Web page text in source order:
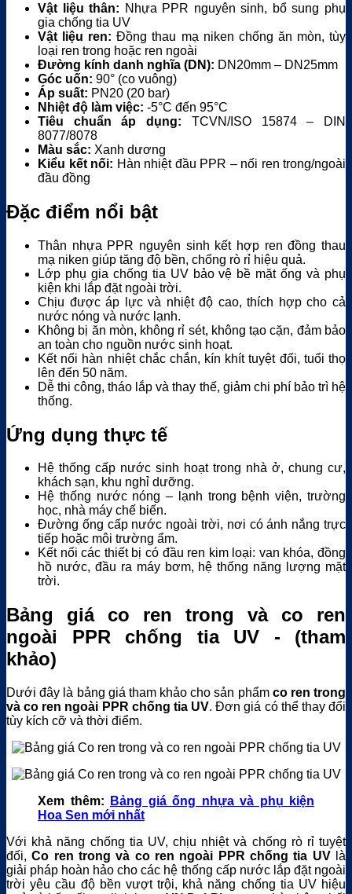
Vật liệu thân: Nhựa PPR nguyên sinh, bổ sung phụ
gia chống tia UV
Vật liệu ren: Đồng thau mạ niken chống ăn mòn, tùy
loại ren trong hoặc ren ngoài
Đường kính danh nghĩa (DN): DN20mm – DN25mm
Góc uốn: 90° (co vuông)
Áp suất: PN20 (20 bar)
Nhiệt độ làm việc: -5°C đến 95°C
Tiêu chuẩn áp dụng: TCVN/ISO 15874 – DIN
8077/8078
Màu sắc: Xanh dương
Kiểu kết nối: Hàn nhiệt đầu PPR – nối ren trong/ngoài
đầu đồng
Đặc điểm nổi bật
Thân nhựa PPR nguyên sinh kết hợp ren đồng thau
mạ niken giúp tăng độ bền, chống rò rỉ hiệu quả.
Lớp phụ gia chống tia UV bảo vệ bề mặt ống và phụ
kiện khi lắp đặt ngoài trời.
Chịu được áp lực và nhiệt độ cao, thích hợp cho cả
nước nóng và nước lạnh.
Không bị ăn mòn, không rỉ sét, không tạo cặn, đảm bảo
an toàn cho nguồn nước sinh hoạt.
Kết nối hàn nhiệt chắc chắn, kín khít tuyệt đối, tuổi thọ
lên đến 50 năm.
Dễ thi công, tháo lắp và thay thế, giảm chi phí bảo trì hệ
thống.
Ứng dụng thực tế
Hệ thống cấp nước sinh hoạt trong nhà ở, chung cư,
khách sạn, khu nghỉ dưỡng.
Hệ thống nước nóng – lạnh trong bệnh viện, trường
học, nhà máy chế biến.
Đường ống cấp nước ngoài trời, nơi có ánh nắng trực
tiếp hoặc môi trường ẩm.
Kết nối các thiết bị có đầu ren kim loại: van khóa, đồng
hồ nước, đầu ra máy bơm, hệ thống năng lượng mặt
trời.
Bảng giá co ren trong và co ren
ngoài PPR chống tia UV - (tham
khảo)
Dưới đây là bảng giá tham khảo cho sản phẩmco ren trong
và co ren ngoài PPR chống tia UV. Đơn giá có thể thay đổi
tùy kích cỡ và thời điểm.
Xem thêm:
Bảng giá ống nhựa và phụ kiện
Hoa Sen mới nhất
Với khả năng chống tia UV, chịu nhiệt và chống rò rỉ tuyệt
đối,Co ren trong và co ren ngoài PPR chống tia UVlà
giải pháp hoàn hảo cho các hệ thống cấp nước lắp đặt ngoài
trời yêu cầu độ bền vượt trội, khả năng chống tia UV hiệu